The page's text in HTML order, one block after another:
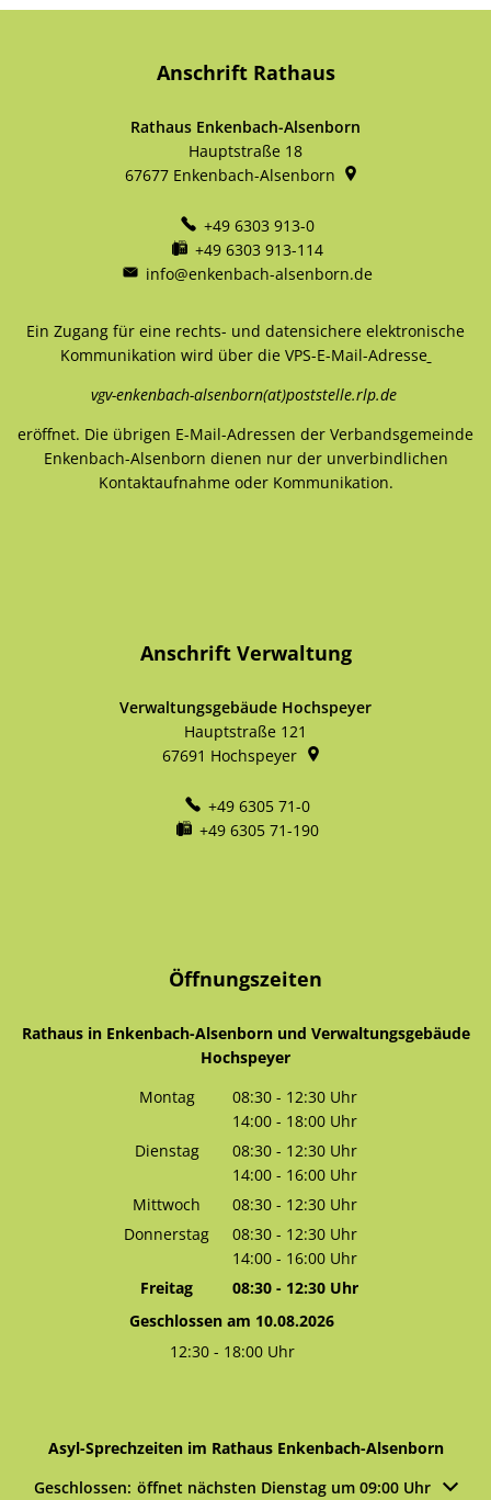
Anschrift Rathaus
Rathaus Enkenbach-Alsenborn
Hauptstraße 18
67677 Enkenbach-Alsenborn
+49 6303 913-0
+49 6303 913-114
info@enkenbach-alsenborn.de
Ein Zugang für eine rechts- und datensichere elektronische
Kommunikation wird über die VPS-E-Mail-Adresse
vgv-enkenbach-alsenborn(at)poststelle.rlp.de
eröffnet. Die übrigen E-Mail-Adressen der Verbandsgemeinde
Enkenbach-Alsenborn dienen nur der unverbindlichen
Kontaktaufnahme oder Kommunikation.
Anschrift Verwaltung
Verwaltungsgebäude Hochspeyer
Hauptstraße 121
67691 Hochspeyer
+49 6305 71-0
+49 6305 71-190
Öffnungszeiten
Rathaus in Enkenbach-Alsenborn und Verwaltungsgebäude
Hochspeyer
Montag
08:30 - 12:30 Uhr
Von 08:30 bis 12:30 Uhr
14:00 - 18:00 Uhr
Von 14:00 bis 18:00 Uhr
Dienstag 08:30 - 12:30 Uhr
Von 08:30 bis 12:30 Uhr
14:00 - 16:00 Uhr
Von 14:00 bis 16:00 Uhr
Mittwoch 08:30 - 12:30 Uhr
Von 08:30 bis 12:30 Uhr
Donnerstag 08:30 - 12:30 Uhr
Von 08:30 bis 12:30 Uhr
14:00 - 16:00 Uhr
Von 14:00 bis 16:00 Uhr
Freitag 08:30- 12:30Uhr
Von 08:30 bis 12:30 Uhr
Geschlossen am 10.08.2026
12:30- 18:00Uhr
Asyl-Sprechzeiten im Rathaus Enkenbach-Alsenborn
Klicken, um weitere Öffnungs- oder Schließzeiten
Geschlossen: öffnet nächsten Dienstag um 09:00 Uhr